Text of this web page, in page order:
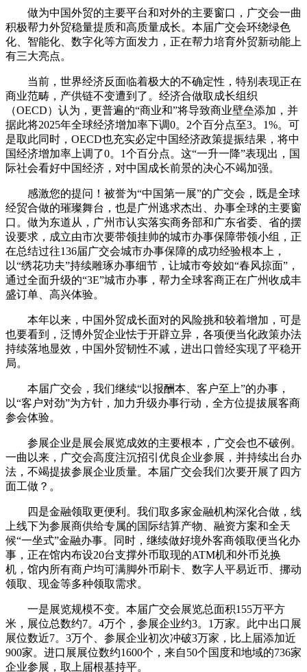
做为中国外贸的主要平台和对外的主要窗口，广交会一曲
积极帮力外贸稳量提质和高质量成长。本届广交会环绕绿色
化、智能化、数字化等方面发力，正在帮力培育外贸新动能上
有三大亮点。
当前，世界经济反面临着极大的不确定性，特别表现正在
商业范畴，产供链不变遭到了。经济合做取成长组织
（OECD）认为，更普遍的“商业和”将导致商业壁垒添加，并
据此将2025年全球经济增加率下调0。2个百分点至3。1%。可
是取此同时，OECD也充实必定中国经济政策提振结果，将中
国经济增加率上调了0。1个百分点。这“一升一降”表现出，国
际社会看好中国经济，对中国成长前景的决心不竭加强。
感激您的提问！被誉为“中国第一展”的广交会，既是全球
经贸合做的璀璨舞台，也是广州逃求杰出、办事全球的主要窗
口。做为东道从，广州市认实落实商务部和广东省委、省的摆
设要求，成立由市次要带领挂帅的城市办事保障带领小组，正
在总结过往136届广交会城市办事保障的成功经验根本上，
以“绣花功夫”持续雕琢办事细节，让城市夸姣如“春风掠面”，
通过全面升级的“3E”城市办事，帮力全球客商正在广州收成丰
盛订单、高兴体验。
本年以来，中国外贸成长面对的风险挑和较着增加，可是
也要看到，泛博外贸企业怯于开辟立异，各项便当化政策办法
持续落地显效，中国外贸韧性不减，进出口曾经实现了平稳开
局。
本届广交会，我们继续“以报酬本、客户至上”的办事，
以“客户对劲”为方针，加力升级办事行动，全方位提拔展客商
参会体验。
参展企业是展会展览成效的主要根本，广交会也不破例。
一曲以来，广交会高度注沉招引优良企业参展，并持续出台办
法，不竭提拔参展企业质量。本届广交会我们次要开展了四方
面工做？。
四是金融领取更便利。我们取多家金融机构深化合做，线
上线下为参展商供给专属的国际结算产物、融资方案和全天
候“一坐式”金融办事。同时，继续做好境外客商领取便当化办
事，正在馆内布设20台支撑外币取现的ATM机和外币兑换
机，馆内所有商户均可满脚外币刷卡、数字人平易近币、挪动
领取、现金等多种领取需求。
一是展览规模不变。本届广交会展览总面积155万平方
米，展位总数约7。4万个，参展企业约3。1万家。此中出口展
展位数近7。3万个、参展企业初次冲破3万家，比上届添加近
900家。进口展展位数约1600个，来自50个国度和地域的736家
企业参展，取上届根基持平。